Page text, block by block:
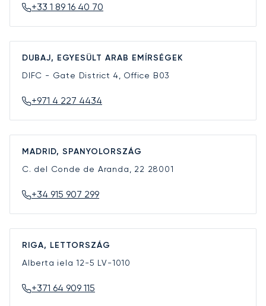
+33 1 89 16 40 70
DUBAJ, EGYESÜLT ARAB EMÍRSÉGEK
DIFC - Gate District 4, Office B03
+971 4 227 4434
MADRID, SPANYOLORSZÁG
C. del Conde de Aranda, 22 28001
+34 915 907 299
RIGA, LETTORSZÁG
Alberta iela 12-5 LV-1010
+371 64 909 115